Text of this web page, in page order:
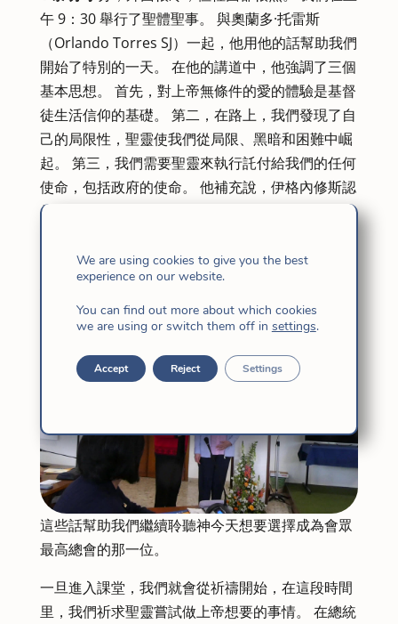
午 9：30 舉行了聖體聖事。 與奧蘭多·托雷斯
（Orlando Torres SJ）一起，他用他的話幫助我們
開始了特別的一天。 在他的講道中，他強調了三個
基本思想。 首先，對上帝無條件的愛的體驗是基督
徒生活信仰的基礎。 第二，在路上，我們發現了自
己的局限性，聖靈使我們從局限、黑暗和困難中崛
起。 第三，我們需要聖靈來執行託付給我們的任何
使命，包括政府的使命。 他補充說，伊格內修斯認
為政府是個人的、精神的和使徒的。 它是個人的，
因為政府的基礎是辨別力，即陪伴上帝對人民的旨
意;和使徒，因為政府的意義是傳教，被派往我們可
以促進上帝更大的榮耀和鄰舍的益處的地方。
這些話幫助我們繼續聆聽神今天想要選擇成為會眾
最高總會的那一位。
一旦進入課堂，我們就會從祈禱開始，在這段時間
里，我們祈求聖靈嘗試做上帝想要的事情。 在總統
We are using cookies to give you the best
experience on our website.
You can find out more about which cookies
we are using or switch them off in settings.
Accept Reject Settings